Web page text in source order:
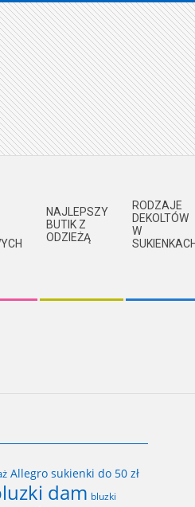
NAJLEPSZY
BUTIK Z
ODZIEŻĄ
RODZAJE
DEKOLTÓW
W
Allegro sukienki do 50 zł
dam bluzki